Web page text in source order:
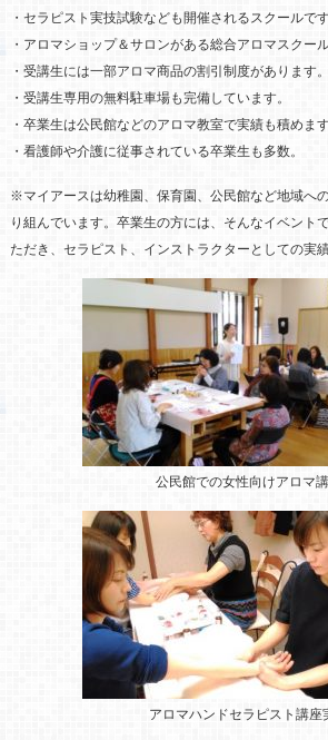
・セラピスト実技試験なども開催されるスクールです
・アロマショップ＆サロンがある総合アロマスクール
・受講生には一部アロマ商品の割引制度があります。
・受講生専用の無料駐車場も完備しています。
・卒業生は公民館などのアロマ教室で実績も積めます
・看護師や介護に従事されている卒業生も多数。
※マイアースは幼稚園、保育園、公民館など地域へ
り組んでいます。卒業生の方には、そんなイベント
ただき、セラピスト、インストラクターとしての実
公民館での女性向けアロマ
アロマハンドセラピスト講座